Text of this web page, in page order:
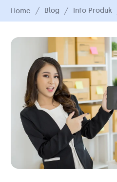
Hardware
Harga
Hubungi Kami
Blog
Solusi Bisnis
Tambahan
Layanan
Hardware
Harga
Hubungi Kami
Blog
Solusi Bisnis
Home Blog Info Produk